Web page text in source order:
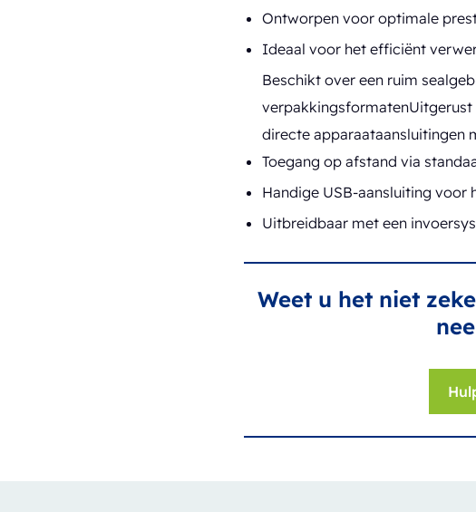
Ontworpen voor optimale
Ideaal voor het efficiënt
Beschikt over een ruim
directe apparaataansluitingen
Toegang op afstand via
Handige USB-aansluiting voor
Uitbreidbaar met een
Weet u het niet